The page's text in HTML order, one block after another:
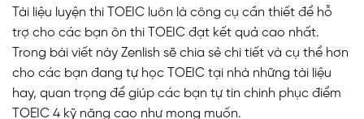
Tài liệu luyện thi TOEIC luôn là công cụ cần thiết để hỗ
trợ cho các bạn ôn thi TOEIC đạt kết quả cao nhất.
Trong bài viết này Zenlish sẽ chia sẻ chi tiết và cụ thể hơn
cho các bạn đang tự học TOEIC tại nhà những tài liệu
hay, quan trọng để giúp các bạn tự tin chinh phục điểm
TOEIC 4 kỹ năng cao như mong muốn.